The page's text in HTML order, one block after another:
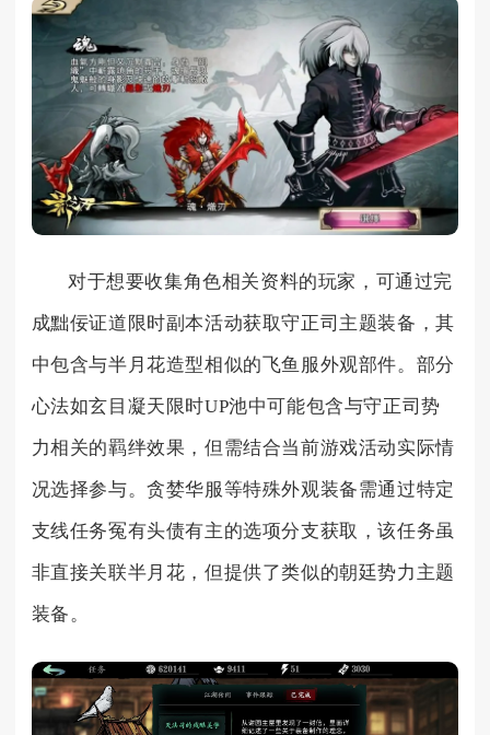
对于想要收集角色相关资料的玩家，可通过完
成黜佞证道限时副本活动获取守正司主题装备，其
中包含与半月花造型相似的飞鱼服外观部件。部分
心法如玄目凝天限时UP池中可能包含与守正司势
力相关的羁绊效果，但需结合当前游戏活动实际情
况选择参与。贪婪华服等特殊外观装备需通过特定
支线任务冤有头债有主的选项分支获取，该任务虽
非直接关联半月花，但提供了类似的朝廷势力主题
装备。